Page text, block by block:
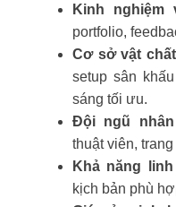
Kinh
portfolio,
Cơ sở vật
setup sân
sáng tối ưu.
Đội ngũ
thuật viên,
Khả năng
kịch bản phù